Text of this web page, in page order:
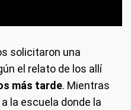
solicitaron una
el relato de los allí
más tarde. Mientras
la escuela donde la